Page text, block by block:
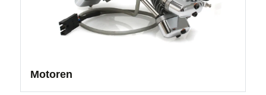
Motoren